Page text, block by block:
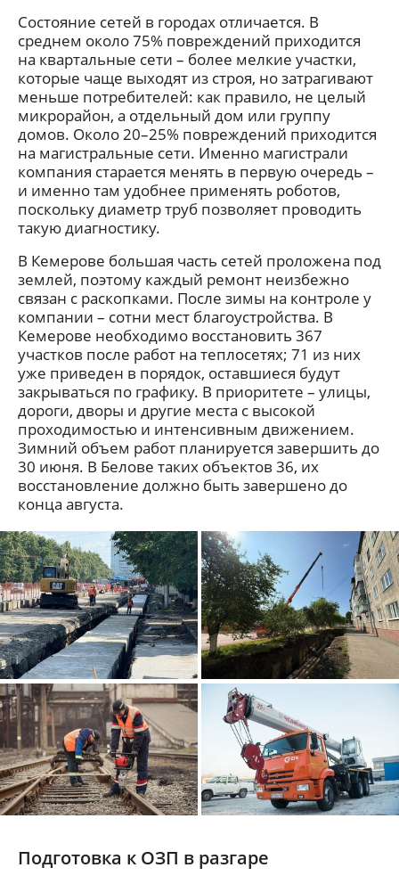
Состояние сетей в городах отличается. В
среднем около 75% повреждений приходится
на квартальные сети – более мелкие участки,
которые чаще выходят из строя, но затрагивают
меньше потребителей: как правило, не целый
микрорайон, а отдельный дом или группу
домов. Около 20–25% повреждений приходится
на магистральные сети. Именно магистрали
компания старается менять в первую очередь –
и именно там удобнее применять роботов,
поскольку диаметр труб позволяет проводить
такую диагностику.
В Кемерове большая часть сетей проложена под
землей, поэтому каждый ремонт неизбежно
связан с раскопками. После зимы на контроле у
компании – сотни мест благоустройства. В
Кемерове необходимо восстановить 367
участков после работ на теплосетях; 71 из них
уже приведен в порядок, оставшиеся будут
закрываться по графику. В приоритете – улицы,
дороги, дворы и другие места с высокой
проходимостью и интенсивным движением.
Зимний объем работ планируется завершить до
30 июня. В Белове таких объектов 36, их
восстановление должно быть завершено до
конца августа.
Подготовка к ОЗП в разгаре